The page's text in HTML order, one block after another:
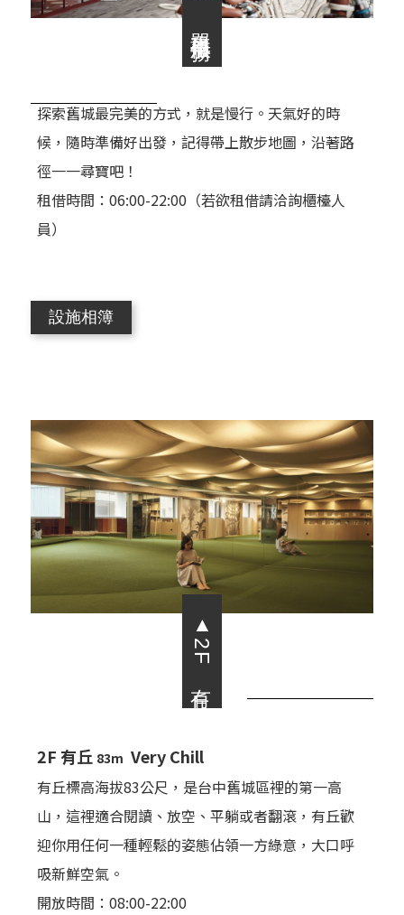
探索舊城最完美的方式，就是慢行。天氣好的時
候，隨時準備好出發，記得帶上散步地圖，沿著路
徑一一尋寶吧！
租借時間：06:00-22:00（若欲租借請洽詢櫃檯人
員）
設施相簿
▲2F 有丘
2F 有丘 83m Very Chill
有丘標高海拔83公尺，是台中舊城區裡的第一高
山，這裡適合閱讀、放空、平躺或者翻滾，有丘歡
迎你用任何一種輕鬆的姿態佔領一方綠意，大口呼
吸新鮮空氣。
開放時間：08:00-22:00